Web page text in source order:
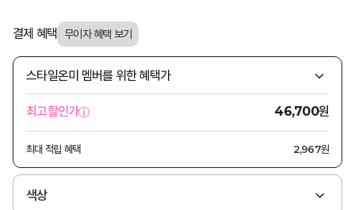
결제 혜택
스타일온미 멤버를 위한 혜택가
최고할인가 46,700원
최대 적립 혜택 2,967원
색상